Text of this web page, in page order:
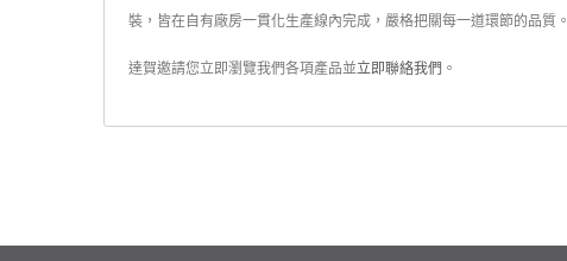
裝，皆在自有廠房一貫化生產線內完成，嚴格把關每一道環節的品質。
達賀邀請您立即瀏覽我們各項產品並立即聯絡我們 。